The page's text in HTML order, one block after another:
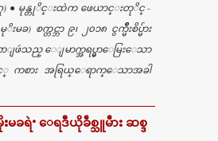
● မုန္တုိင္းထဲက ဖေယာင္းတုိင္ -
ခ) စက္တင္ဘာ ၉၊ ၂၀၁၈ ငွက္မ်ိဳးစိပ္မ်ား
ဖဴသည္ ေျမာက္အရပ္မွာေမြးေသာ
လင့္ ကစား အရြယ္ေရာက္ေသာအခါ
းမခရဲႚ ေရဒီယိုခဵစ္သူမဵား ဆစ္ဒ